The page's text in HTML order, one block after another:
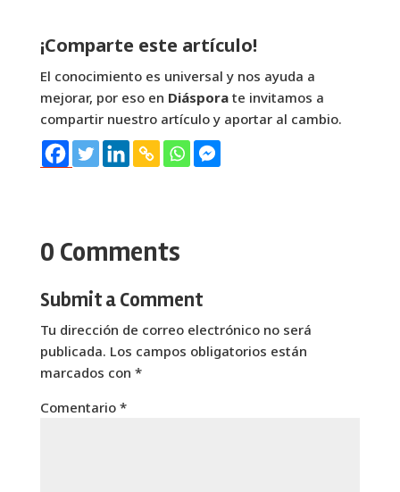
¡Comparte este artículo!
El conocimiento es universal y nos ayuda a
mejorar, por eso en Diásporate invitamos a
compartir nuestro artículo y aportar al cambio.
0 Comments
Submit a Comment
Tu dirección de correo electrónico no será
publicada. Los campos obligatorios están
marcados con *
Comentario *